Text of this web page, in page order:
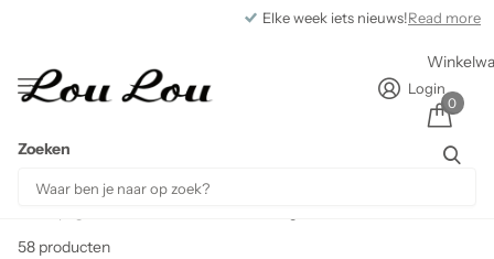
Elke week iets nieuws!Read more
Zoeken
Login
0
58 producten